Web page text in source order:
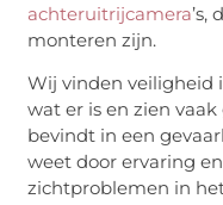
achteruitrijcamera’s,
monteren zijn.
Wij vinden veiligheid
wat er is en zien
bevindt in een
weet door ervaring
zichtproblemen in